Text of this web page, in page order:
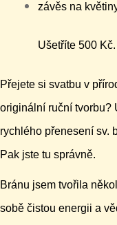
závěs na
Ušetříte 500 Kč.
Přejete si svatbu v
originální ruční tvorbu?
rychlého přenesení sv.
Pak jste tu správně.
Bránu jsem tvořila
sobě čistou energii a